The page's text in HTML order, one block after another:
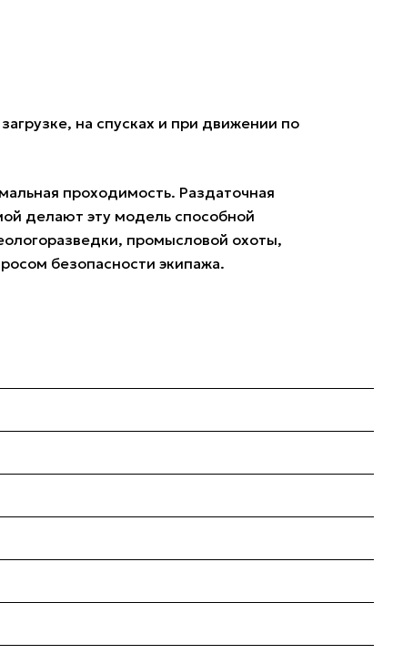
на спусках и при движении по
проходимость. Раздаточная
делают эту модель способной
промысловой охоты,
безопасности экипажа.